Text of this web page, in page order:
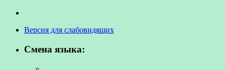
Версия для слабовидящих
Смена языка: